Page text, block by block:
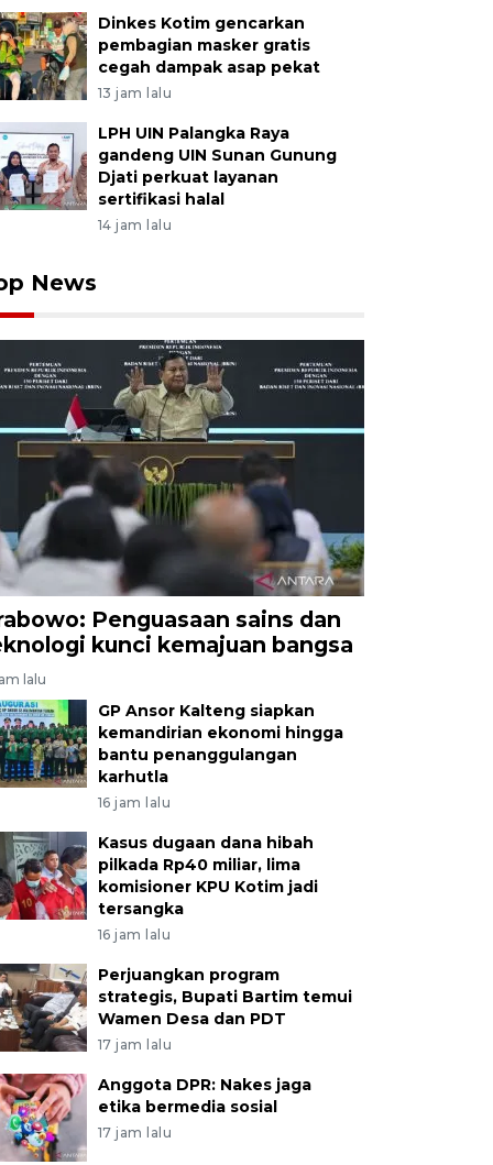
Dinkes Kotim gencarkan
pembagian masker gratis
cegah dampak asap pekat
13 jam lalu
LPH UIN Palangka Raya
gandeng UIN Sunan Gunung
Djati perkuat layanan
sertifikasi halal
14 jam lalu
News
Penguasaan sains dan
kunci kemajuan bangsa
lalu
GP Ansor Kalteng siapkan
kemandirian ekonomi hingga
bantu penanggulangan
karhutla
16 jam lalu
Kasus dugaan dana hibah
pilkada Rp40 miliar, lima
komisioner KPU Kotim jadi
tersangka
16 jam lalu
Perjuangkan program
strategis, Bupati Bartim temui
Wamen Desa dan PDT
17 jam lalu
Anggota DPR: Nakes jaga
etika bermedia sosial
17 jam lalu